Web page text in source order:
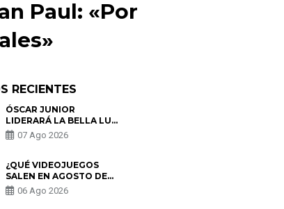
Paul: «Por
RECIENTES
ÓSCAR JUNIOR
LIDERARÁ LA BELLA LUZ
TRAS SALIDA DE SU
PADRE POR POLÉMICA
07 Ago 2026
¿QUÉ VIDEOJUEGOS
SALEN EN AGOSTO DE
2026? ESTOS SON LOS
ESTRENOS MÁS
06 Ago 2026